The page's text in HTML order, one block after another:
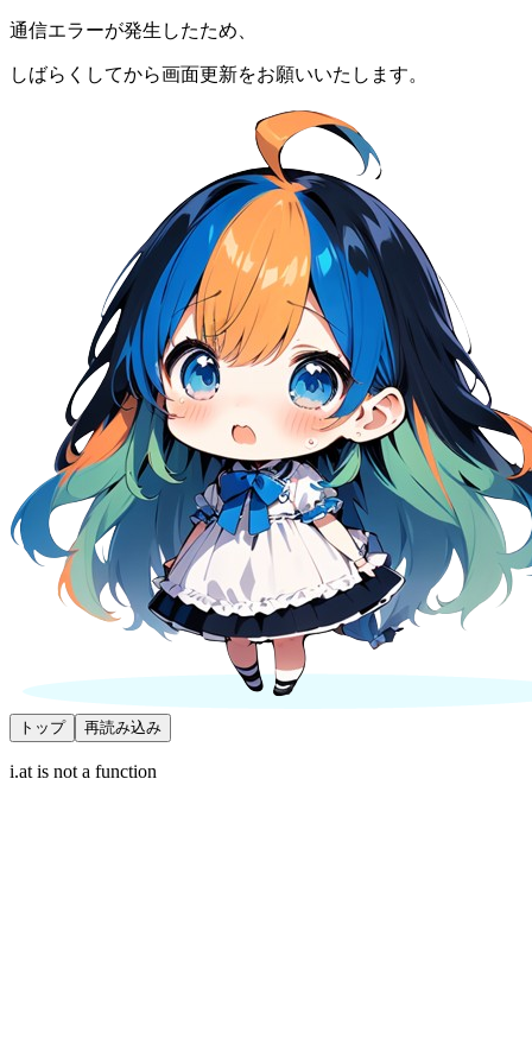
通信エラーが発生したため、
しばらくしてから画面更新をお願いいたします。
トップ 再読み込み
i.at is not a function